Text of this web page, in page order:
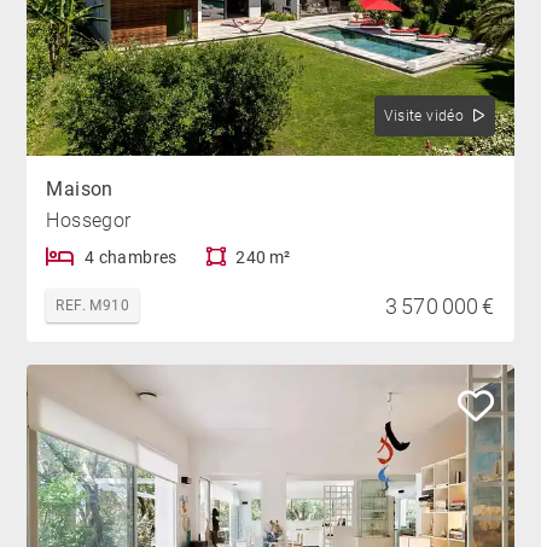
Visite vidéo
Maison
Hossegor
4 chambres 240 m²
REF. M910 3 570 000 €